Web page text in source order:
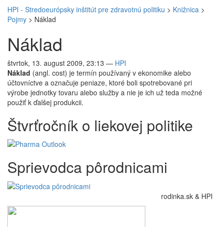
HPI - Stredoeurópsky inštitút pre zdravotnú politiku > Knižnica >
Pojmy > Náklad
Náklad
štvrtok, 13. august 2009, 23:13 — HPI
Náklad (angl. cost) je termín používaný v ekonomike alebo
účtovníctve a označuje peniaze, ktoré boli spotrebované pri
výrobe jednotky tovaru alebo služby a nie je ich už teda možné
použiť k ďalšej produkcii.
Štvrťročník o liekovej politike
Sprievodca pôrodnicami
rodinka.sk & HPI